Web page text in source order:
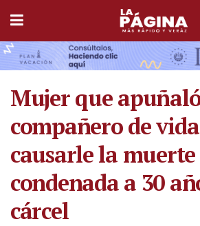
Mujer que
compañero de
causarle la muerte
condenada a 30
cárcel